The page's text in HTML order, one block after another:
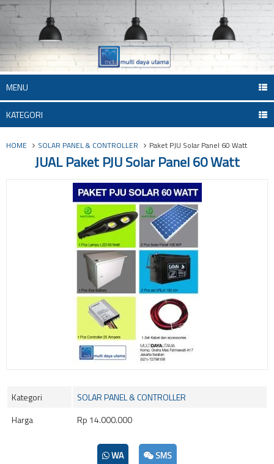
MENU
KATEGORI
HOME SOLAR PANEL & CONTROLLER Paket PJU Solar Panel 60 Watt
JUAL Paket PJU Solar Panel 60 Watt
Kategori
SOLAR PANEL & CONTROLLER
Harga
Rp 14.000.000
WA SMS